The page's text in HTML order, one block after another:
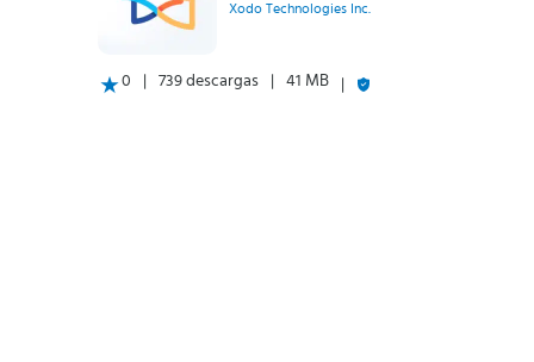
Xodo Technologies Inc.
0 739 descargas 41 MB